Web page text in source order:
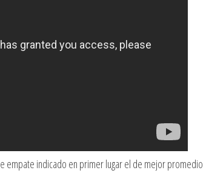
empate indicado en primer lugar el de mejor promedio